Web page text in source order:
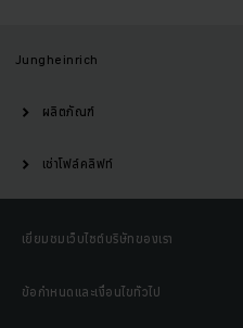
Jungheinrich
ผลิตภัณฑ์
เช่าโฟล์คลิฟท์
เยี่ยมชมเว็บไซต์บริษัทของเรา
ข้อกำหนดและเงื่อนไขทั่วไป